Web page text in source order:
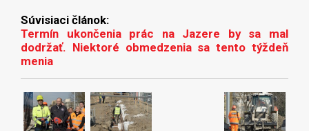
Súvisiaci článok:
Termín ukončenia prác na Jazere by sa mal
dodržať. Niektoré obmedzenia sa tento týždeň
menia